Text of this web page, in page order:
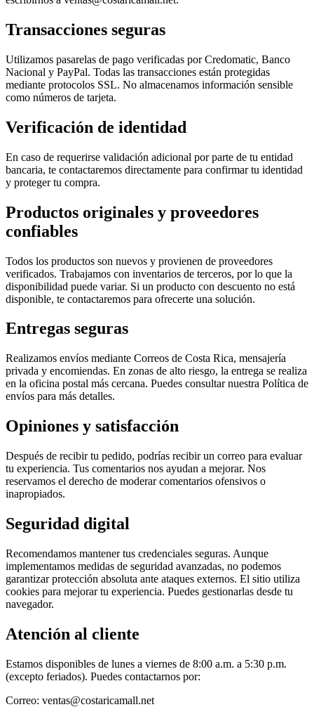
Transacciones seguras
Utilizamos pasarelas de pago verificadas por Credomatic, Banco
Nacional y PayPal. Todas las transacciones están protegidas
mediante protocolos SSL. No almacenamos información sensible
como números de tarjeta.
Verificación de identidad
En caso de requerirse validación adicional por parte de tu entidad
bancaria, te contactaremos directamente para confirmar tu identidad
y proteger tu compra.
Productos originales y proveedores
confiables
Todos los productos son nuevos y provienen de proveedores
verificados. Trabajamos con inventarios de terceros, por lo que la
disponibilidad puede variar. Si un producto con descuento no está
disponible, te contactaremos para ofrecerte una solución.
Entregas seguras
Realizamos envíos mediante Correos de Costa Rica, mensajería
privada y encomiendas. En zonas de alto riesgo, la entrega se realiza
en la oficina postal más cercana. Puedes consultar nuestra Política de
envíos para más detalles.
Opiniones y satisfacción
Después de recibir tu pedido, podrías recibir un correo para evaluar
tu experiencia. Tus comentarios nos ayudan a mejorar. Nos
reservamos el derecho de moderar comentarios ofensivos o
inapropiados.
Seguridad digital
Recomendamos mantener tus credenciales seguras. Aunque
implementamos medidas de seguridad avanzadas, no podemos
garantizar protección absoluta ante ataques externos. El sitio utiliza
cookies para mejorar tu experiencia. Puedes gestionarlas desde tu
navegador.
Atención al cliente
Estamos disponibles de lunes a viernes de 8:00 a.m. a 5:30 p.m.
(excepto feriados). Puedes contactarnos por:
Correo: ventas@costaricamall.net